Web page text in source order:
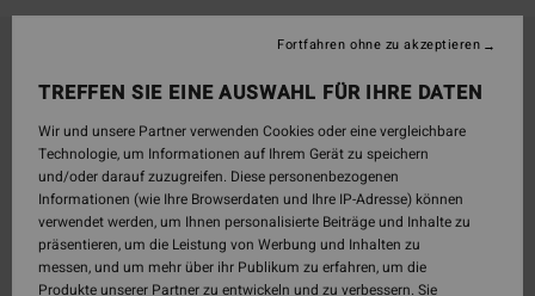
TREFFEN SIE EINE AUSWAHL FÜR IHRE DATEN
Wir und unsere Partner verwenden Cookies oder eine vergleichbare
Technologie, um Informationen auf Ihrem Gerät zu speichern
und/oder darauf zuzugreifen. Diese personenbezogenen
Informationen (wie Ihre Browserdaten und Ihre IP-Adresse) können
verwendet werden, um Ihnen personalisierte Beiträge und Inhalte zu
präsentieren, um die Leistung von Werbung und Inhalten zu
messen, und um mehr über ihr Publikum zu erfahren, um die
Produkte unserer Partner zu entwickeln und zu verbessern. Sie
Fortfahren ohne zu akzeptieren